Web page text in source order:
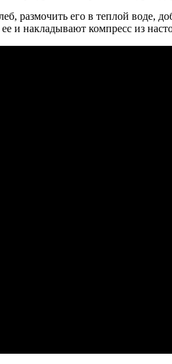
размочить его в теплой воде,
накладывают компресс из